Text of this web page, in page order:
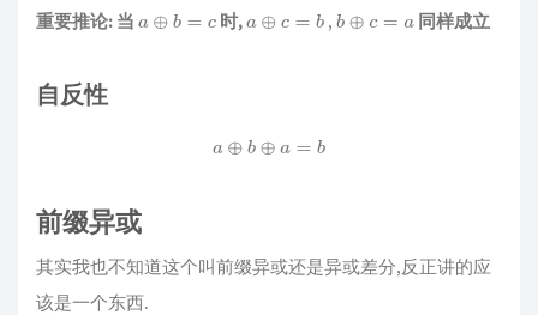
重要推论: 当 a⊕b =c 时,a⊕c=b ,b ⊕c =a 同样成立
自反性
a ⊕b⊕ a= b
前缀异或
其实我也不知道这个叫前缀异或还是异或差分,反正讲的应
该是一个东西.